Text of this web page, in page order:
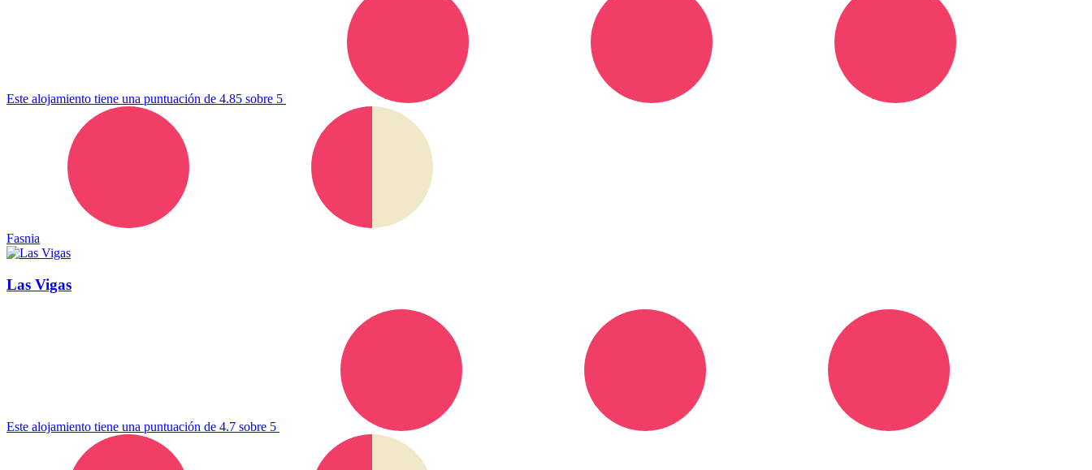
Este alojamiento tiene una puntuación de 4.85 sobre 5
Fasnia
Las Vigas
Este alojamiento tiene una puntuación de 4.7 sobre 5